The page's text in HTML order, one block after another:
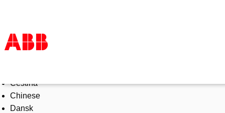
Products & Solutions
Industries
Services
Čeština
Chinese
Dansk